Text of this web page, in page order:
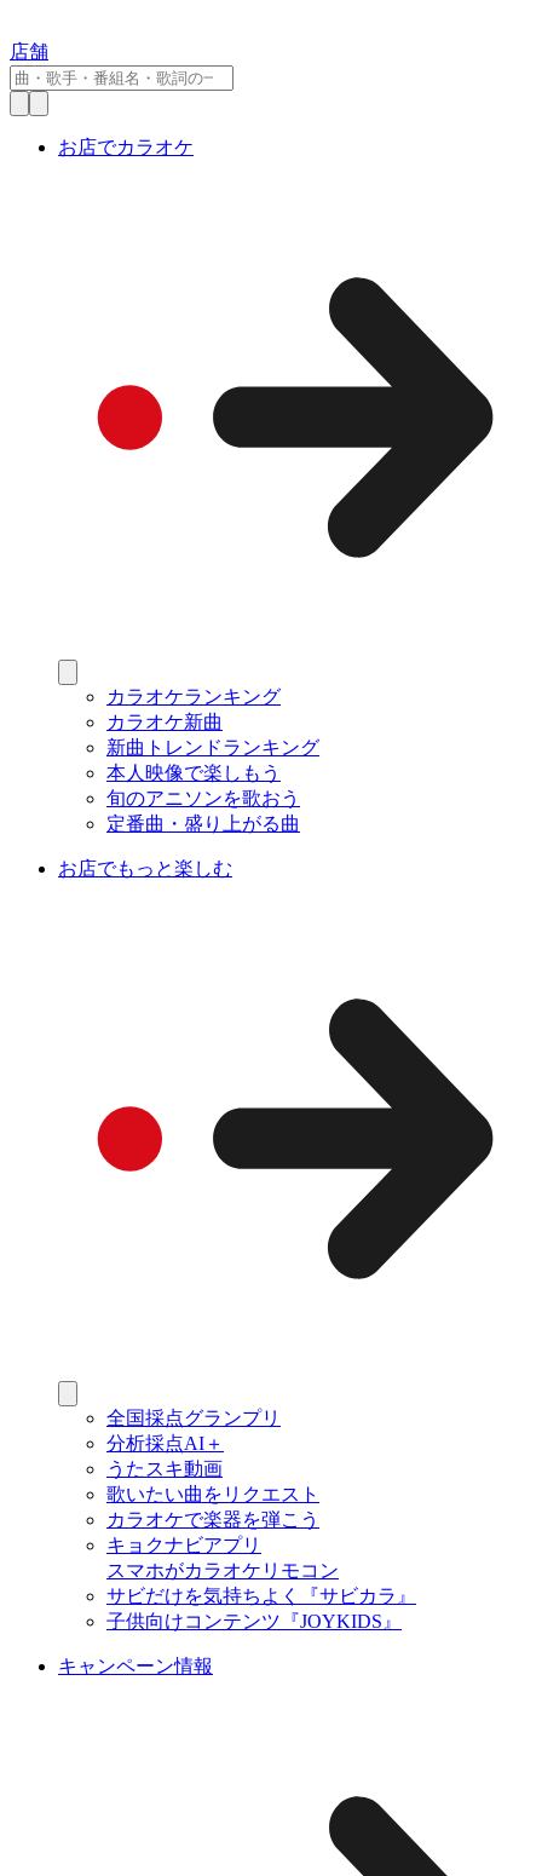
店舗
お店でカラオケ
カラオケランキング
カラオケ新曲
新曲トレンドランキング
本人映像で楽しもう
旬のアニソンを歌おう
定番曲・盛り上がる曲
お店でもっと楽しむ
全国採点グランプリ
分析採点AI＋
うたスキ動画
歌いたい曲をリクエスト
カラオケで楽器を弾こう
キョクナビアプリ
スマホがカラオケリモコン
サビだけを気持ちよく『サビカラ』
子供向けコンテンツ『JOYKIDS』
キャンペーン情報